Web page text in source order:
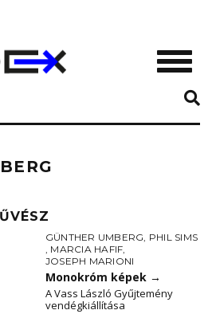
GÜNTHER UMBERG, PHIL SIMS
, MARCIA HAFIF,
JOSEPH MARIONI
Monokróm képek →
A Vass László Gyűjtemény
vendégkiállítása